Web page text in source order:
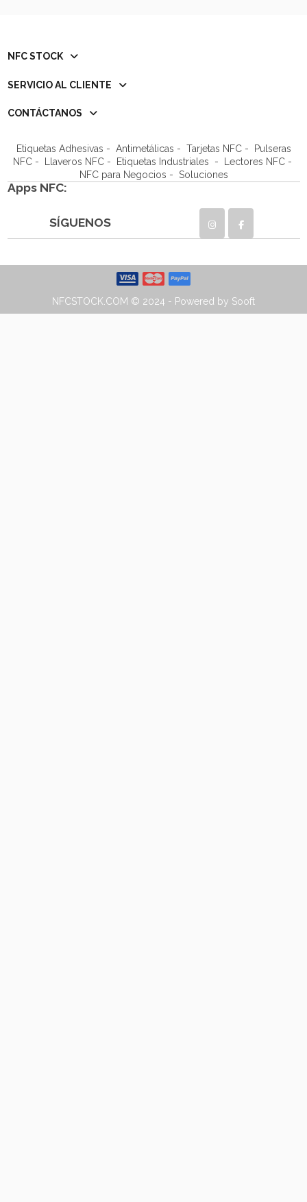
NFC STOCK
SERVICIO AL CLIENTE
CONTÁCTANOS
Etiquetas Adhesivas - Antimetálicas - Tarjetas NFC-
Pulseras
NFC- Llaveros NFC- Etiquetas Industriales - Lectores NFC-
NFC para Negocios - Soluciones
Apps NFC:
SÍGUENOS
NFCSTOCK.COM © 2024 - Powered by Sooft